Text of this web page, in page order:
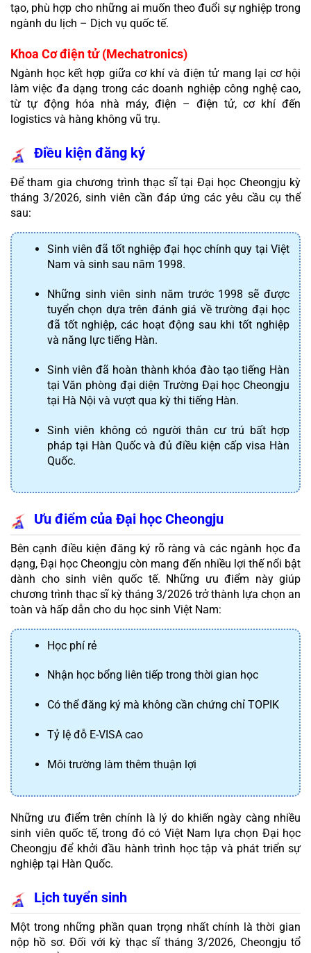
tạo, phù hợp cho những ai muốn theo đuổi sự nghiệp trong
ngành du lịch – Dịch vụ quốc tế.
Khoa Cơ điện tử (Mechatronics)
Ngành học kết hợp giữa cơ khí và điện tử mang lại cơ hội
làm việc đa dạng trong các doanh nghiệp công nghệ cao,
từ tự động hóa nhà máy, điện – điện tử, cơ khí đến
logistics và hàng không vũ trụ.
Điều kiện đăng ký
Để tham gia chương trình thạc sĩ tại Đại học Cheongju kỳ
tháng 3/2026, sinh viên cần đáp ứng các yêu cầu cụ thể
sau:
Sinh viên đã tốt nghiệp đại học chính quy tại Việt
Nam và sinh sau năm 1998.
Những sinh viên sinh năm trước 1998 sẽ được
tuyển chọn dựa trên đánh giá về trường đại học
đã tốt nghiệp, các hoạt động sau khi tốt nghiệp
và năng lực tiếng Hàn.
Sinh viên đã hoàn thành khóa đào tạo tiếng Hàn
tại Văn phòng đại diện Trường Đại học Cheongju
tại Hà Nội và vượt qua kỳ thi tiếng Hàn.
Sinh viên không có người thân cư trú bất hợp
pháp tại Hàn Quốc và đủ điều kiện cấp visa Hàn
Quốc.
Ưu điểm của Đại học Cheongju
Bên cạnh điều kiện đăng ký rõ ràng và các ngành học đa
dạng, Đại học Cheongju còn mang đến nhiều lợi thế nổi bật
dành cho sinh viên quốc tế. Những ưu điểm này giúp
chương trình thạc sĩ kỳ tháng 3/2026 trở thành lựa chọn an
toàn và hấp dẫn cho du học sinh Việt Nam:
Học phí rẻ
Nhận học bổng liên tiếp trong thời gian học
Có thể đăng ký mà không cần chứng chỉ TOPIK
Tỷ lệ đỗ E-VISA cao
Môi trường làm thêm thuận lợi
Những ưu điểm trên chính là lý do khiến ngày càng nhiều
sinh viên quốc tế, trong đó có Việt Nam lựa chọn Đại học
Cheongju để khởi đầu hành trình học tập và phát triển sự
nghiệp tại Hàn Quốc.
Lịch tuyển sinh
Một trong những phần quan trọng nhất chính là thời gian
nộp hồ sơ. Đối với kỳ thạc sĩ tháng 3/2026, Cheongju tổ